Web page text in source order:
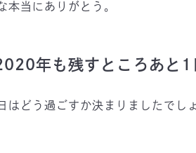
本当にありがとう。
年も残すところあと1
はどう過ごすか決まりましたでし